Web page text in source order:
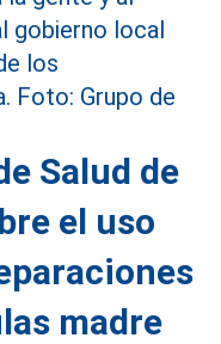
Salud de
el uso
madre